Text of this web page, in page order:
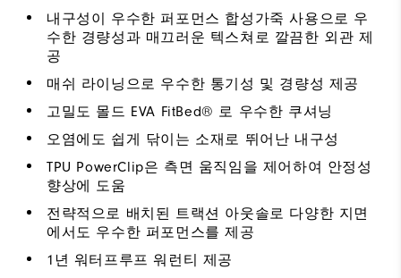
내구성이 우수한 퍼포먼스 합성가죽 사용으로 우
수한 경량성과 매끄러운 텍스쳐로 깔끔한 외관 제
공
매쉬 라이닝으로 우수한 통기성 및 경량성 제공
고밀도 몰드 EVA FitBed® 로 우수한 쿠셔닝
오염에도 쉽게 닦이는 소재로 뛰어난 내구성
TPU PowerClip은 측면 움직임을 제어하여 안정성
향상에 도움
전략적으로 배치된 트랙션 아웃솔로 다양한 지면
에서도 우수한 퍼포먼스를 제공
1년 워터프루프 워런티 제공